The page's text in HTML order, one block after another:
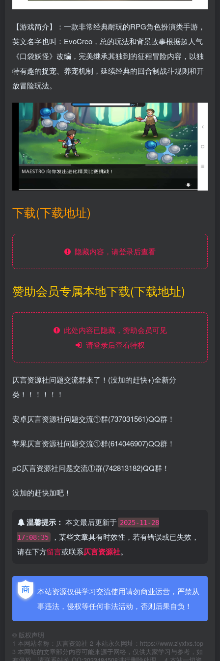
【游戏简介】：一款非常经典耐玩的RPG角色扮演类手游，
英文名字也叫：EvoCreo，总的玩法和背景故事根据超人气
《口袋妖怪》改编，完美继承其独到的征程冒险内容，以独
特有趣的捉宠、养宠机制，延续经典的回合制战斗规则和开
放冒险玩法。
下载(下载地址)
隐藏内容，请登录后查看
赞助会员专属本地下载(下载地址)
此处内容已隐藏，赞助会员可见
请登录后查看特权
仄言资源社问题交流群来了！(没加的赶快+)全新分
类！！！！！！
安卓仄言资源社问题交流①群(737031561)QQ群！
苹果仄言资源社问题交流①群(614046907)QQ群！
pC仄言资源社问题交流①群(742813182)QQ群！
没加的赶快加吧！
温馨提示： 本文最后更新于 2025-11-28
17:08:35
，某些文章具有时效性，若有错误或已失效，
请在下方留言或联系仄言资源社。
本站资源仅供学习交流使用请勿商业运营，严禁从
事违法，侵权等任何非法活动，否则后果自负！
© 版权声明
1 本网站名称：仄言资源社 2 本站永久网址：https://www.ziyxfxs.top
3 本网站的文章部分内容可能来源于网络，仅供大家学习与参考，如